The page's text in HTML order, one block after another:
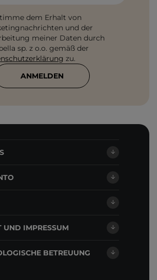
dem Erhalt von
und der
meiner Daten durch
sp. z o.o. gemäß der
zu.
ANMELDEN
UND IMPRESSUM
BETREUUNG